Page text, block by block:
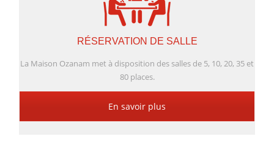
RÉSERVATION DE SALLE
La Maison Ozanam met à disposition des salles de 5, 10, 20, 35 et
80 places.
En savoir plus